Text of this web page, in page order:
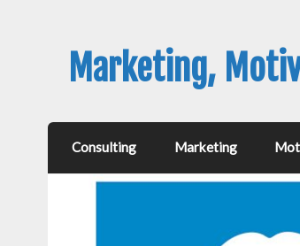
Marketing,
Consulting Marketing